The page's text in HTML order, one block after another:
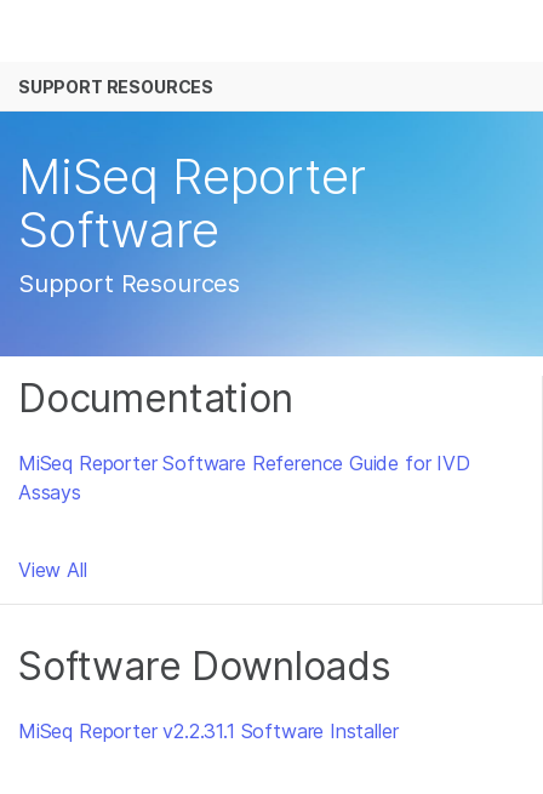
解决方案
公司
SUPPORT RESOURCES
MiSeq Reporter
Software
Support Resources
Documentation
MiSeq Reporter Software Reference Guide for IVD
Assays
View All
Software Downloads
MiSeq Reporter v2.2.31.1 Software Installer
查看更多相关内容。选择您感兴趣的领域:
微生物学
农业基因组学
复杂疾病